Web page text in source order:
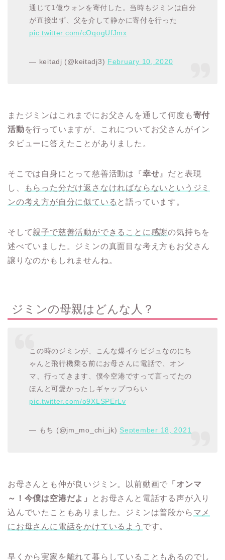
通じて1億ウォンを寄付した。当時もジミンは自分
が直接出ず、父を介して静かに寄付を行った
pic.twitter.com/cOqogUfJmx
— keitadj (@keitadj3) February 10, 2020
またジミンはこれまでにお父さんを通して何度も寄付
活動を行っていますが、これについてお父さんがイン
タビューに答えたことがありました。
そこでは自身にとって慈善活動は『 幸せ』だと表現
し、
もらった分だけ返さなければならないというジミ
ンの考え方が自分に似ている と語っています。
そして親子で慈善活動ができることに感謝の気持ちを
述べていました。ジミンの真面目な考え方もお父さん
譲りなのかもしれませんね。
ジミンの母親はどんな人？
この時のジミンが、こんな爆イケビジュなのにち
ゃんと飛行機乗る前にお母さんに電話で、オン
マ、行ってきます、僕今空港ですって言ってたの
ほんと可愛かったしギャップつらい
pic.twitter.com/o9XLSPErLv
— もち (@jm_mo_chi_jk) September 18, 2021
お母さんとも仲が良いジミン。以前動画で 「オンマ
～！今僕は空港だよ」
とお母さんと電話する声が入り
込んでいたこともありました。ジミンは普段から マメ
にお母さんに電話をかけているよう です。
早くから実家を離れて暮らしていることもあるのでし